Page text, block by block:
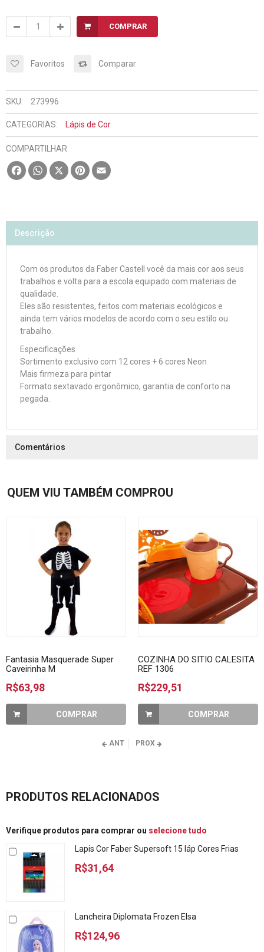
COMPRAR
Favoritos Comparar
SKU: 273996
CATEGORIAS: Lápis de Cor
COMPARTILHAR
FacebookWhatsApp
X Pinterest
Descrição
Com os produtos da Faber Castell você da mais cor aos seus
trabalhos e volta para a escola equipado com materiais de
qualidade.
Eles são resistentes, feitos com materiais ecológicos e
ainda tem vários modelos de acordo com o seu estilo ou
trabalho.
Especificações
Sortimento exclusivo com 12 cores + 6 cores Neon
Mais firmeza para pintar
Formato sextavado ergonômico, garantia de conforto na
pegada.
Comentários
QUEM VIU TAMBÉM COMPROU
Fantasia Masquerade Super
Caveirinha M
R$63,98
COMPRAR
COZINHA DO SITIO CALESITA
REF 1306
R$229,51
COMPRAR
ANT PROX
PRODUTOS RELACIONADOS
Verifique produtos para comprar ou selecione tudo
Lapis Cor Faber Supersoft 15 láp Cores Frias
R$31,64
Lancheira Diplomata Frozen Elsa
R$124,96